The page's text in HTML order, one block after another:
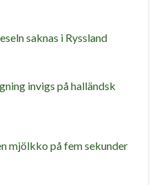
saknas i Ryssland
invigs på halländsk
mjölkko på fem sekunder